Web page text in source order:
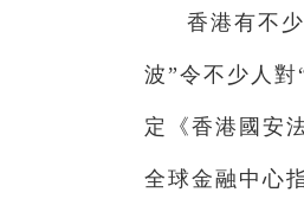
香港有不
波”令不少人
定《香港國安
全球金融中心